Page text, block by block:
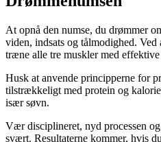
At opnå den numse, du drømmer
viden, indsats og tålmodighed.
træne alle tre muskler med
Husk at anvende principperne for
tilstrækkeligt med protein og
især søvn.
Vær disciplineret, nyd processen
svært. Resultaterne kommer, hvis